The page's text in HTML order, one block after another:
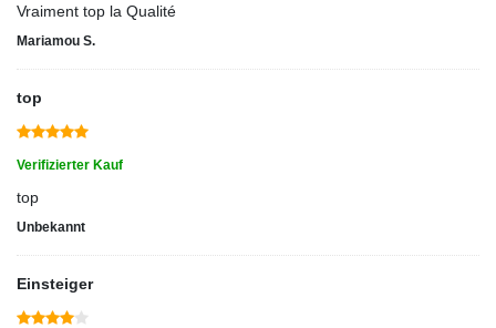
Vraiment top la Qualité
Mariamou S.
top
Verifizierter Kauf
top
Unbekannt
Einsteiger